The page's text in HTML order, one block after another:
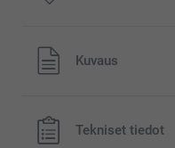
Kaikki hinnat ovat
eivät sisällä postikuluja.
Kuvaus
Tekniset tiedot